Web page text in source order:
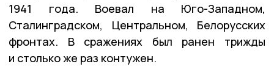
1941 года. Воевал на Юго-Западном,
Сталинградском, Центральном, Белорусских
фронтах. В сражениях был ранен трижды
и столько же раз контужен.